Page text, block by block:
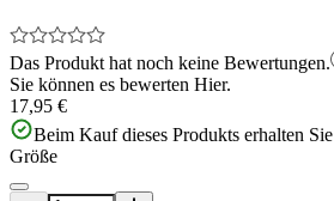
Das Produkt hat noch keine Bewertungen.
Sie können es bewerten Hier.
17,95 €
Beim Kauf dieses Produkts erhalten Sie
Größe